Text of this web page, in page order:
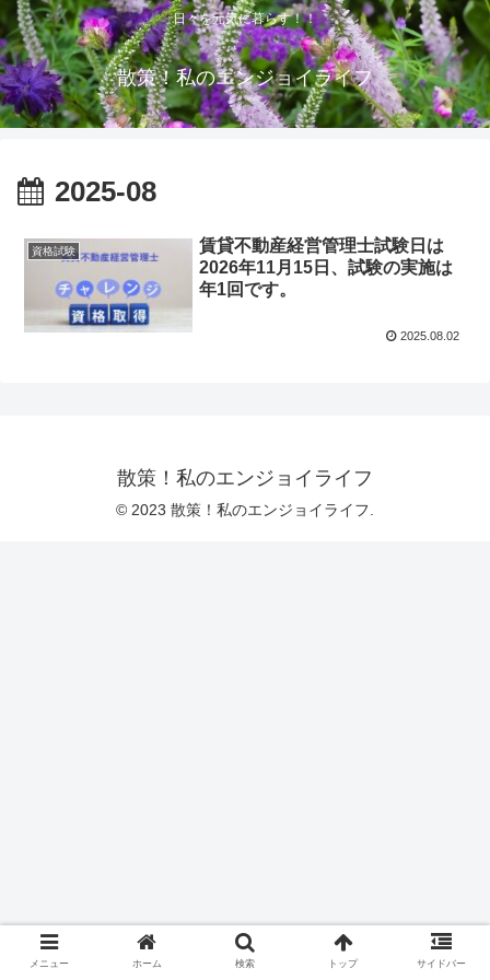
日々を元気に暮らす！！
散策！私のエンジョイライフ
2025-08
資格試験
賃貸不動産経営管理士試験日は
2026年11月15日、試験の実施は
年1回です。
2025.08.02
散策！私のエンジョイライフ
© 2023 散策！私のエンジョイライフ.
メニュー ホーム 検索 トップ サイドバー